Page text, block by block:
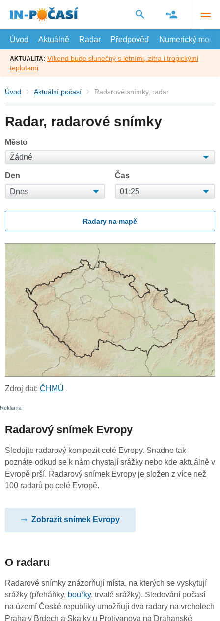
hlavní
Úvod
Aktuálně Radar Předpověď Numerický model
AKTUALITA: Víkend bude slunečný s letními, zítra i tropickými
teplotami
Úvod Aktuální počasí Radarové snímky, radar
Radar, radarové snímky
Město
Den Čas
Radary na mapě
Zdroj dat: ČHMÚ
Radarový snímek Evropy
Sledujte radarový kompozit celé Evropy. Snadno tak
poznáte odkud se k nám chystají srážky nebo kde aktuálně v
Evropě prší. Radarový snímek Evropy je složen z více než
100 radarů po celé Evropě.
Zobrazit snímek Evropy
O radaru
Radarové snímky znázorňují místa, na kterých se vyskytují
srážky (přeháňky, bouřky, trvalé srážky). Sledování počasí
na území České republiky umožňují dva radary na vrcholech
Praha v Brdech a Skalky u Protivanova na Drahanské